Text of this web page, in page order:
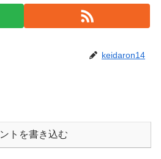
keidaron14
トを書き込む